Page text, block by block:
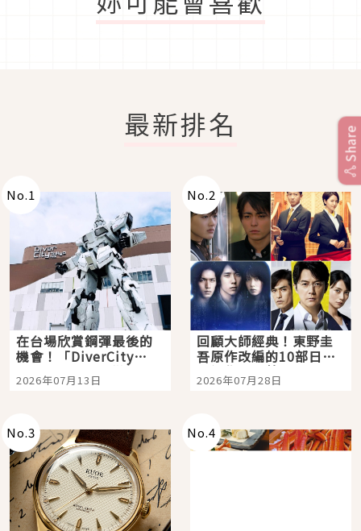
最新排名
No.1
在台場欣賞鋼彈最後的
機會！「DiverCity
Tokyo Plaza」搭船、
購物、美食及夜景，一
2026年07月13日
No.2
回顧大師經典！東野圭
吾原作改編的10部日本
影視作品推薦
2026年07月28日
No.3 No.4
Share